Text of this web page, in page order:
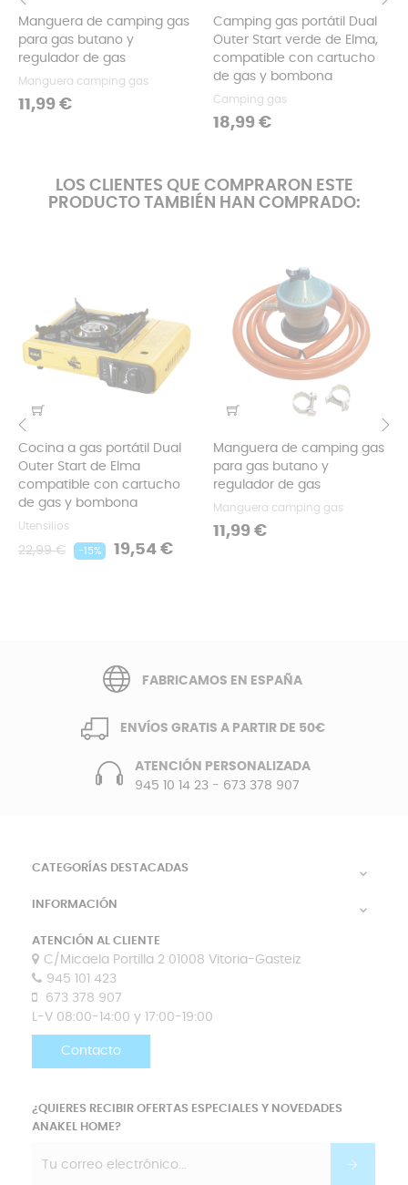
Manguera de camping gas
para gas butano y
regulador de gas
Manguera camping gas
Precio
11,99 €
Camping gas portátil Dual
Outer Start verde de Elma,
compatible con cartucho
de gas y bombona
Camping gas
Precio
18,99 €
‹
LOS CLIENTES QUE COMPRARON ESTE
PRODUCTO TAMBIÉN HAN COMPRADO:
Cocina a gas portátil Dual
Outer Start de Elma
compatible con cartucho
de gas y bombona
Utensilios
Precio
22,99 € -15% Precio
19,54 €
Manguera de camping gas
para gas butano y
regulador de gas
Manguera camping gas
Precio
11,99 €
‹
FABRICAMOS EN ESPAÑA
ENVÍOS GRATIS A PARTIR DE 50€
ATENCIÓN PERSONALIZADA
945 10 14 23- 673 378 907
CATEGORÍAS DESTACADAS 
INFORMACIÓN 
ATENCIÓN AL CLIENTE
C/Micaela Portilla 2 01008 Vitoria-Gasteiz
945 101 423
673 378 907
L-V 08:00-14:00 y 17:00-19:00
Contacto
¿QUIERES RECIBIR OFERTAS ESPECIALES Y NOVEDADES
ANAKEL HOME?